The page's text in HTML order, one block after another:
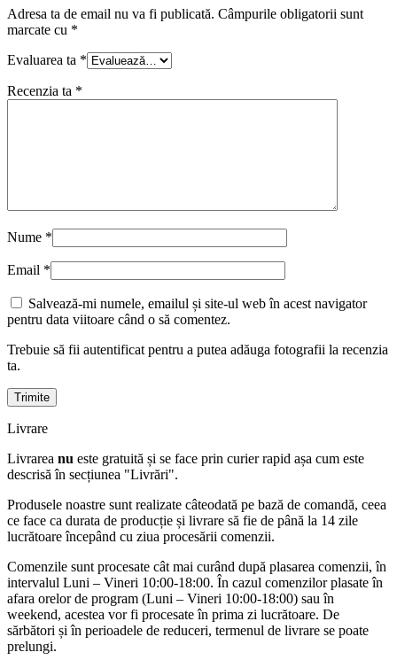
Adresa ta de email nu va fi publicată. Câmpurile obligatorii sunt
marcate cu *
Evaluarea ta *
Recenzia ta *
Nume *
Email *
Salvează-mi numele, emailul și site-ul web în acest navigator
pentru data viitoare când o să comentez.
Trebuie să fii autentificat pentru a putea adăuga fotografii la recenzia
ta.
Livrare
Livrarea nu este gratuită și se face prin curier rapid așa cum este
descrisă în secțiunea "Livrări".
Produsele noastre sunt realizate câteodată pe bază de comandă, ceea
ce face ca durata de producție și livrare să fie de până la 14 zile
lucrătoare începând cu ziua procesării comenzii.
Comenzile sunt procesate cât mai curând după plasarea comenzii, în
intervalul Luni – Vineri 10:00-18:00. În cazul comenzilor plasate în
afara orelor de program (Luni – Vineri 10:00-18:00) sau în
weekend, acestea vor fi procesate în prima zi lucrătoare. De
sărbători și în perioadele de reduceri, termenul de livrare se poate
prelungi.